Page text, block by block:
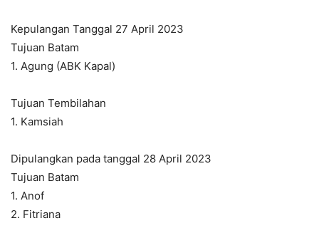
Kepulangan Tanggal 27 April 2023
Tujuan Batam
1. Agung (ABK Kapal)
Tujuan Tembilahan
1. Kamsiah
Dipulangkan pada tanggal 28 April 2023
Tujuan Batam
1. Anof
2. Fitriana